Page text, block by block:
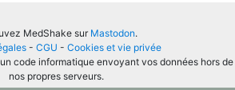
MedShake sur Mastodon.
- CGU - Cookies et vie privée
code informatique envoyant vos données hors de
nos propres serveurs.